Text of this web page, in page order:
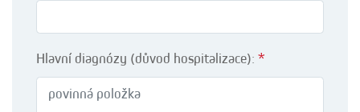
Hlavní diagnózy (důvod hospitalizace): *